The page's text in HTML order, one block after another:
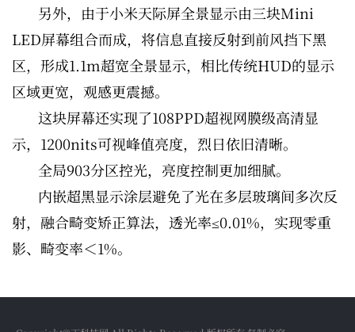
另外，由于小米天际屏全景显示由三块Mini
LED屏幕组合而成，将信息直接反射到前风挡下黑
区，形成1.1m超宽全景显示，相比传统HUD的显示
区域更宽，观感更震撼。
这块屏幕还实现了108PPD超视网膜级高清显
示，1200nits可视峰值亮度，烈日依旧清晰。
全局903分区控光，亮度控制更加细腻。
内嵌超黑显示涂层避免了光在多层玻璃间多次反
射，融合畸变矫正算法，透光率≤0.01%，实现零重
影、畸变率＜1%。